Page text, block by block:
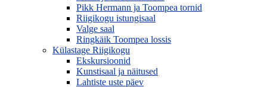
Pikk Hermann ja Toompea tornid
Riigikogu istungisaal
Valge saal
Ringkäik Toompea lossis
Külastage Riigikogu
Ekskursioonid
Kunstisaal ja näitused
Lahtiste uste päev